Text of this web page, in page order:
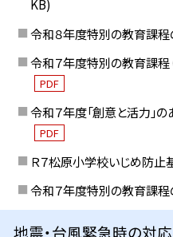
KB)
令和８年度特別の教育課
令和７年度特別の教育課程
PDF
令和７年度「創意と活力」
PDF
Ｒ７松原小学校いじめ防止
令和７年度特別の教育課
地震・台風緊急時の対応